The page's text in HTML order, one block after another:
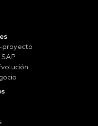
proyecto